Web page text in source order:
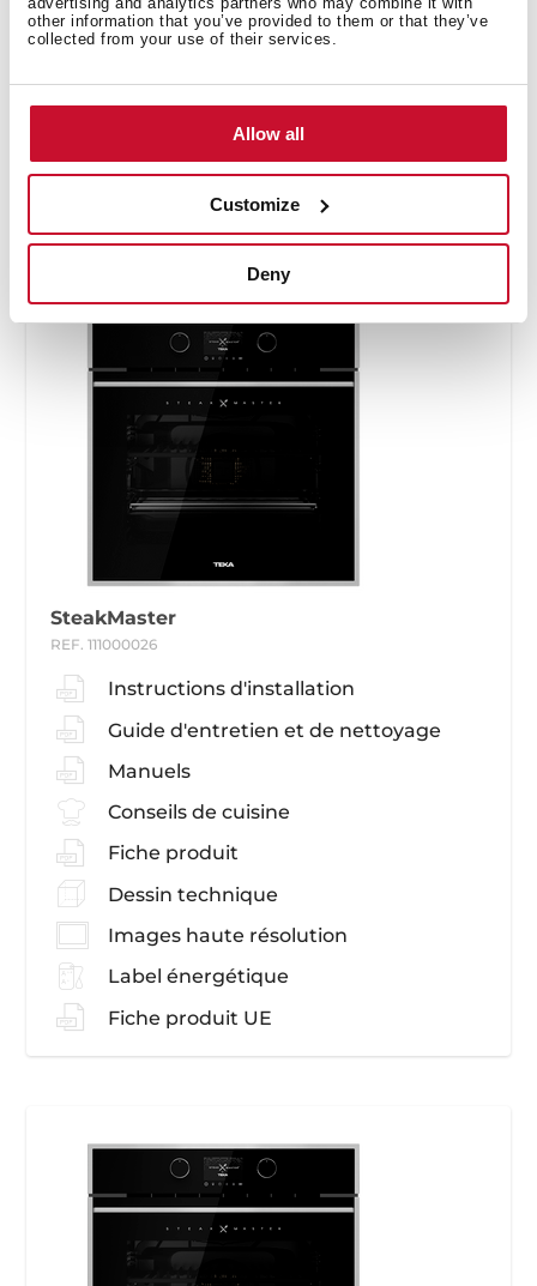
other information that you’ve provided to them or that they’ve
collected from your use of their services.
Allow all
Customize
Deny
Fiche produit
Images haute résolution
SteakMaster
REF. 111000026
Instructions d'installation
Guide d'entretien et de nettoyage
Manuels
Conseils de cuisine
Fiche produit
Dessin technique
Images haute résolution
Label énergétique
Fiche produit UE